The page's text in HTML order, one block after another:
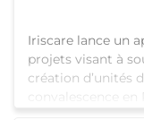
Iriscare lance un
projets visant à
création d’unités
convalescence en